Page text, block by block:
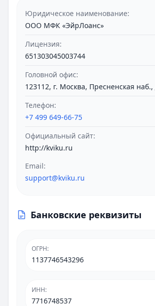
Юридическое наименование:
ООО МФК «ЭйрЛоанс»
Лицензия:
651303045003744
Головной офис:
123112, г. Москва, Пресненская наб.,
Телефон:
+7 499 649-66-75
Официальный сайт:
http://kviku.ru
Email:
support@kviku.ru
Банковские реквизиты
ОГРН:
1137746543296
ИНН:
7716748537